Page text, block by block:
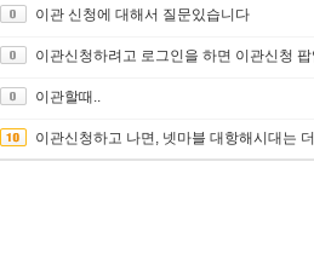
이관 신청에 대해서 질문있습니다
이관신청하려고 로그인을 하면 이관신청
이관할때..
이관신청하고 나면, 넷마블 대항해시대는